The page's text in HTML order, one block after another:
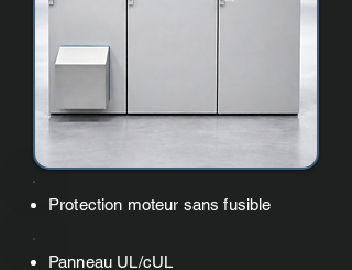
Protection moteur sans fusible
Panneau UL/cUL